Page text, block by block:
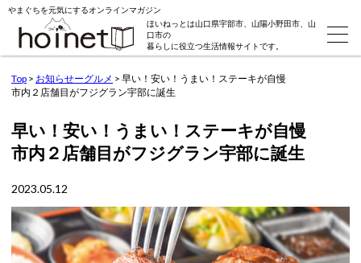
やまぐちを元気にするオンラインマガジン
ほいねっとは山口県宇部市、山陽小野田市、山
口市の
暮らしに役立つ生活情報サイトです。
Top > お知らせーグルメ > 早い！安い！うまい！ステーキが自慢
市内２店舗目がフジグラン宇部に誕生
早い！安い！うまい！ステーキが自慢
市内２店舗目がフジグラン宇部に誕生
2023.05.12